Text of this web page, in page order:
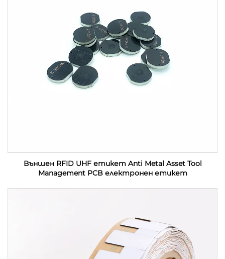
Външен RFID UHF етикет Anti Metal Asset Tool
Management PCB електронен етикет